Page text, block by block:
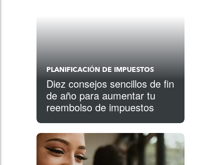
PLANIFICACIÓN DE IMPUESTOS
Diez consejos sencillos de fin
de año para aumentar tu
reembolso de impuestos